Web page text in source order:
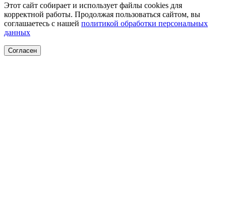
Этот сайт собирает и использует файлы cookies для
корректной работы. Продолжая пользоваться сайтом, вы
соглашаетесь с нашей политикой обработки персональных
данных
Согласен